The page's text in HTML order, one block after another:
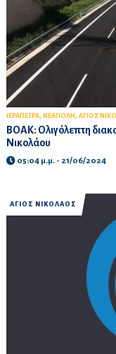
ΙΕΡΑΠΕΤΡΑ, ΝΕΑΠΟΛΗ , ΑΓΙΟΣ
ΒΟΑΚ: Ολιγόλεπτη
Νικολάου
05:04 μ.μ. - 21/06/2024
ΑΓΙΟΣ ΝΙΚΟΛΑΟΣ